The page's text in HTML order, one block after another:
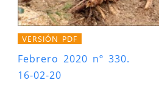
VERSIÓN PDF
Febrero 2020 nº 330.
16-02-20